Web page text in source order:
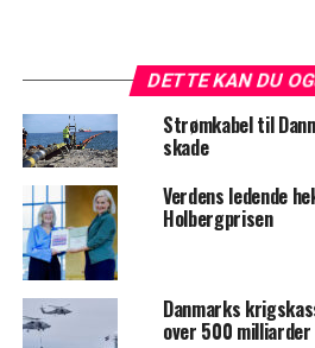
DETTE KAN DU
Strømkabel til
skade
Verdens ledende
Holbergprisen
Danmarks
over 500